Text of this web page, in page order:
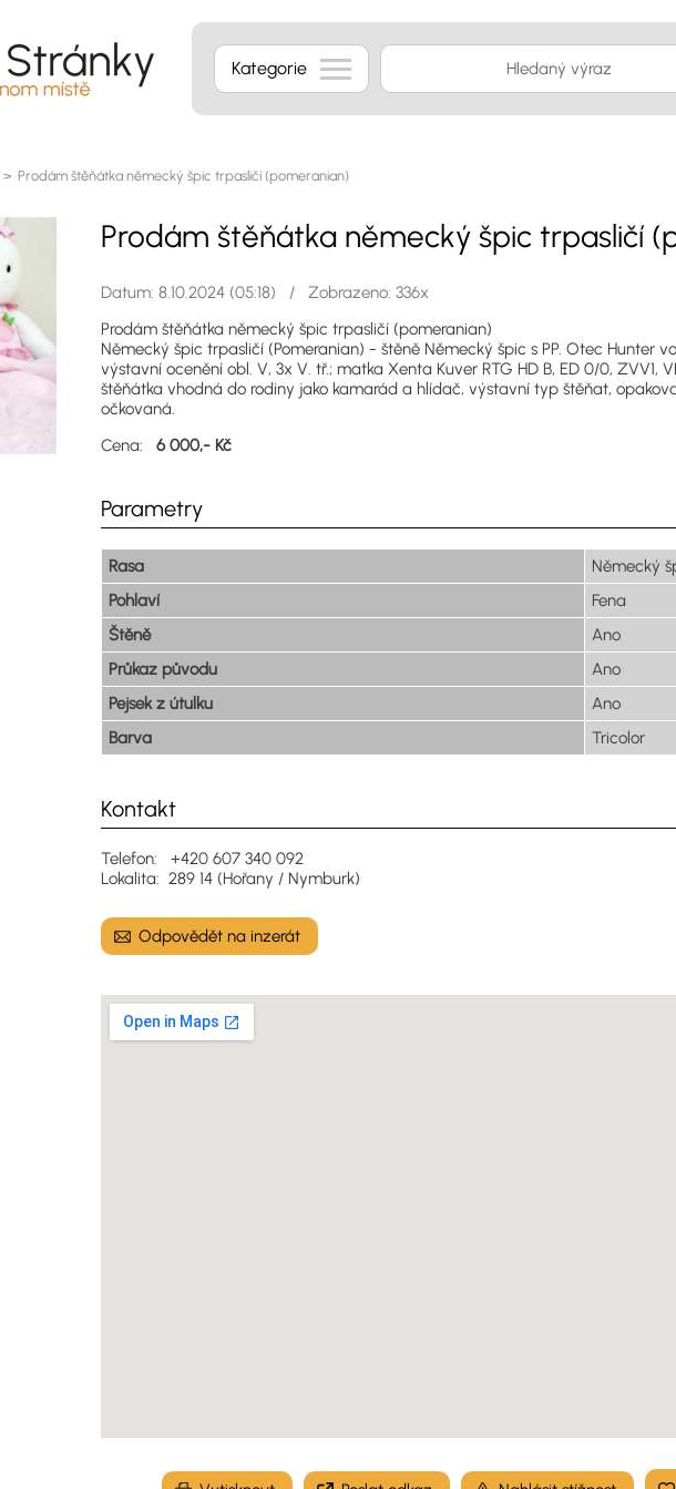
Kategorie
> Prodám štěňátka německý špic trpasličí (pomeranian)
Prodám štěňátka německý špic trpasličí
Datum: 8.10.2024 (05:18) / Zobrazeno: 336x
Prodám štěňátka německý špic trpasličí (pomeranian)
Německý špic trpasličí (Pomeranian) - štěně Německý špic s PP. Otec Hunter
výstavní ocenění obl. V, 3x V. tř.; matka Xenta Kuver RTG HD B, ED 0/0, ZVV1,
štěňátka vhodná do rodiny jako kamarád a hlídač, výstavní typ štěňat,
očkovaná.
Cena: 6 000,- Kč
Parametry
Rasa
Německý
Pohlaví
Fena
Štěně
Ano
Průkaz původu
Ano
Pejsek z útulku
Ano
Barva
Tricolor
Kontakt
Telefon: +420 607 340 092
Lokalita: 289 14 (Hořany / Nymburk)
Odpovědět na inzerát